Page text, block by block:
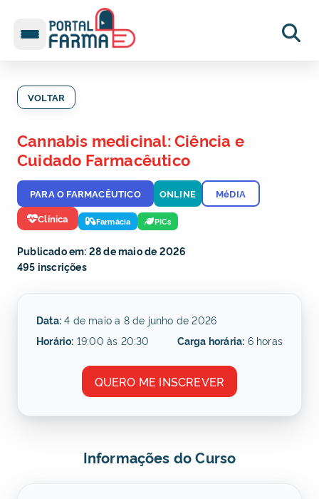
VOLTAR
Cannabis medicinal: Ciência e
Cuidado Farmacêutico
PARA O FARMACÊUTICO ONLINE
MéDIA
Clínica
Farmácia PICs
Publicado em: 28 de maio de 2026
495 inscrições
Data: 4 de maio a 8 de junho de 2026
Horário: 19:00 às 20:30 Carga horária: 6 horas
QUERO ME INSCREVER
Informações do Curso